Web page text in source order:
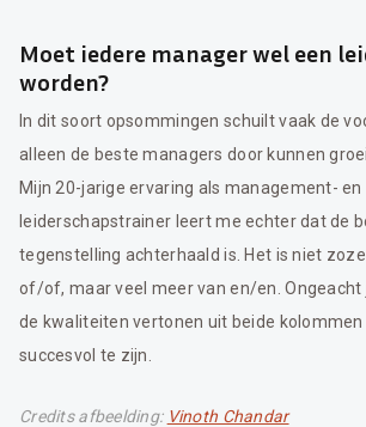
Moet iedere manager wel een
worden?
In dit soort opsommingen schuilt vaak de
alleen de beste managers door kunnen
Mijn 20-jarige ervaring als management- en
leiderschapstrainer leert me echter dat de
tegenstelling achterhaald is. Het is niet
of/of, maar veel meer van en/en.
de kwaliteiten vertonen uit beide
succesvol te zijn.
Credits afbeelding: Vinoth Chandar